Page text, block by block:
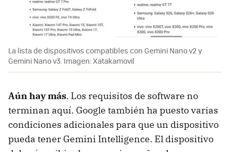
La lista de dispositivos compatibles con Gemini Nano v2 y
Gemini Nano v3. Imagen: Xatakamovil
Aún hay más. Los requisitos de software no
terminan aquí. Google también ha puesto varias
condiciones adicionales para que un dispositivo
pueda tener Gemini Intelligence. El dispositivo